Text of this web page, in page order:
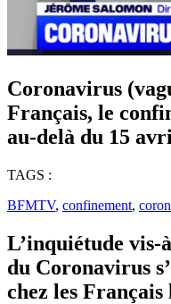
Coronavirus
Français, le
au-delà du 15
TAGS :
BFMTV, confinement,
L’inquiétude vis-
du Coronavirus
chez les Français